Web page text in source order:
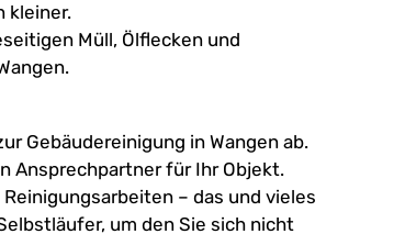
kleiner.
Müll, Ölflecken und
Gebäudereinigung in Wangen ab.
Ansprechpartner für Ihr Objekt.
– das und vieles
um den Sie sich nicht